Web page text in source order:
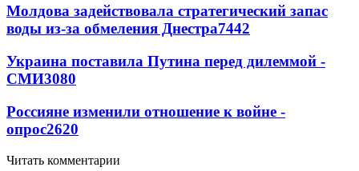
Молдова задействовала стратегический запас
воды из-за обмеления Днестра7442
Украина поставила Путина перед дилеммой -
СМИ3080
Россияне изменили отношение к войне -
опрос2620
Читать комментарии